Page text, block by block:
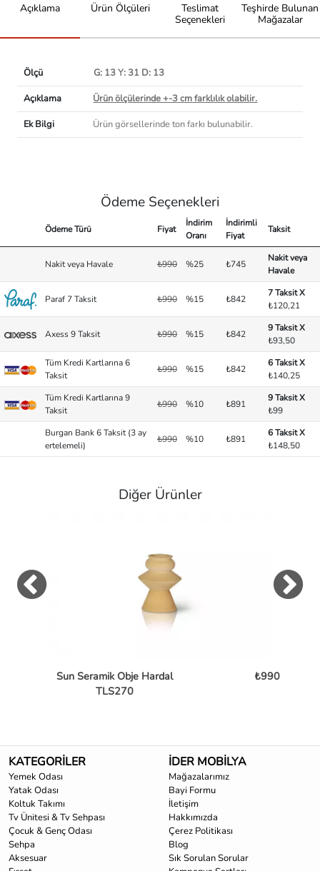
Açıklama Ürün Ölçüleri
Teslimat
Seçenekleri
Teşhirde Bulunan
Mağazalar
Ölçü
G: 13 Y: 31 D: 13
Açıklama
Ürün ölçülerinde +-3 cm farklılık olabilir.
Ek Bilgi
Ürün görsellerinde ton farkı bulunabilir.
Ödeme Seçenekleri
Ödeme Türü Fiyat
İndirim
Oranı
İndirimli
Fiyat
Taksit
Nakit veya Havale ₺990 %25 ₺745
Nakit veya
Havale
Paraf 7 Taksit ₺990 %15 ₺842
7 Taksit X
₺120,21
Axess 9 Taksit ₺990 %15 ₺842
9 Taksit X
₺93,50
Tüm Kredi Kartlarına 6
Taksit
₺990 %15 ₺842
6 Taksit X
₺140,25
Tüm Kredi Kartlarına 9
Taksit
₺990 %10 ₺891
9 Taksit X
₺99
Burgan Bank 6 Taksit (3 ay
ertelemeli)
₺990 %10 ₺891
6 Taksit X
₺148,50
Diğer Ürünler
Sun Seramik Obje Hardal
TLS270
₺990
KATEGORİLER
Yemek Odası
Yatak Odası
Koltuk Takımı
Tv Ünitesi & Tv Sehpası
Çocuk & Genç Odası
Sehpa
Aksesuar
İDER MOBİLYA
Mağazalarımız
Bayi Formu
İletişim
Hakkımızda
Çerez Politikası
Blog
Sık Sorulan Sorular